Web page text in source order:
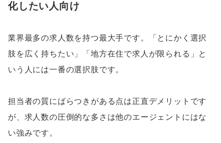
化したい人向け
業界最多の求人数を持つ最大手です。「とにかく選択
肢を広く持ちたい」「地方在住で求人が限られる」と
いう人には一番の選択肢です。
担当者の質にばらつきがある点は正直デメリットです
が、求人数の圧倒的な多さは他のエージェントにはな
い強みです。